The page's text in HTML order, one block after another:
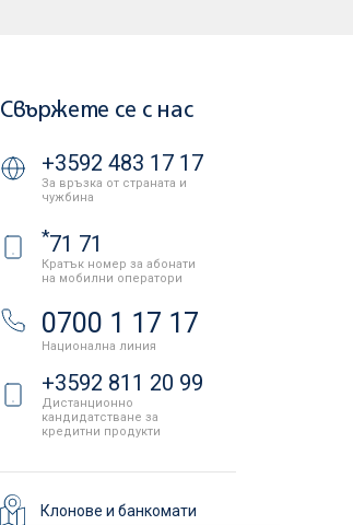
Свържете се с нас
+3592 483 17 17
За връзка от страната и
чужбина
*71 71
Кратък номер за абонати
на мобилни оператори
0700 1 17 17
Национална линия
+3592 811 20 99
Дистанционно
кандидатстване за
кредитни продукти
Клонове и банкомати